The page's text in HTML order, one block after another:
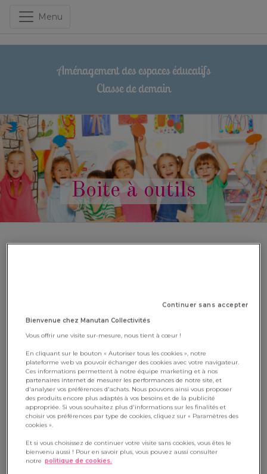
Menu
Aménagement des espaces éducatifs
Classe de demain
Boite à outils
Le 21 février nous fêterons Mardi Gras ! C'est une belle
Continuer sans accepter
Bienvenue chez Manutan Collectivités
Vous offrir une visite sur-mesure, nous tient à cœur !
En cliquant sur le bouton « Autoriser tous les cookies », notre
plateforme web va pouvoir échanger des cookies avec votre navigateur.
Ces informations permettent à notre équipe marketing et à nos
partenaires internet de mesurer les performances de notre site, et
d'analyser vos préférences d'achats. Nous pouvons ainsi vous proposer
des produits encore plus adaptés à vos besoins et de la publicité
appropriée. Si vous souhaitez plus d'informations sur les finalités et
choisir vos préférences par type de cookies, cliquez sur « Paramètres des
cookies ».
Et si vous choisissez de continuer votre visite sans cookies, vous êtes le
bienvenu aussi ! Pour en savoir plus, vous pouvez aussi consulter
notre politique de cookies.